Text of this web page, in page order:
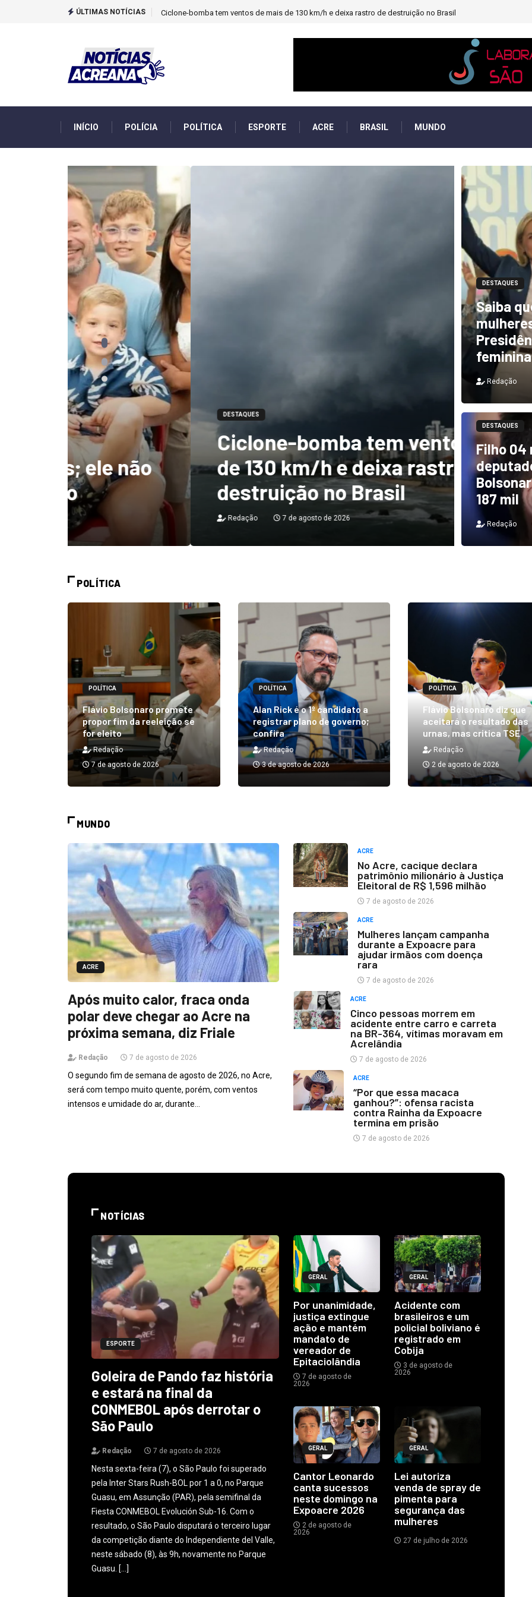
ÚLTIMAS NOTÍCIAS TCU identificou desvios de dinheiro e PF investigará emendas Pix
INÍCIO POLÍCIA POLÍTICA ESPORTE ACRE BRASIL MUNDO
DESTAQUES
Ciclone-bomba tem ventos de mais
de 130 km/h e deixa rastro de
destruição no Brasil
7 de agosto de 2026
TCU
e PF
DESTAQUES
Saiba
Redação
DESTAQUES
Filho 04
187 mil
Redação
POLÍTICA
POLÍTICA
Flávio Bolsonaro promete
propor fim da reeleição se
for eleito
Redação
7 de agosto de 2026
POLÍTICA
Alan Rick é o 1º candidato a
registrar plano de governo;
confira
Redação
3 de agosto de 2026
POLÍTICA
Flávio Bolsonaro diz que
aceitará o resultado das
urnas, mas critica TSE
Redação
2 de agosto de 2026
MUNDO
ACRE
Após muito calor, fraca onda
polar deve chegar ao Acre na
próxima semana, diz Friale
Redação 7 de agosto de 2026
O segundo fim de semana de agosto de 2026, no Acre,
será com tempo muito quente, porém, com ventos
intensos e umidade do ar, durante…
ACRE
No Acre, cacique declara
patrimônio milionário à Justiça
Eleitoral de R$ 1,596 milhão
7 de agosto de 2026
ACRE
Mulheres lançam campanha
durante a Expoacre para
ajudar irmãos com doença
rara
7 de agosto de 2026
ACRE
Cinco pessoas morrem em
acidente entre carro e carreta
na BR-364, vítimas moravam em
Acrelândia
7 de agosto de 2026
ACRE
“Por que essa macaca
ganhou?”: ofensa racista
contra Rainha da Expoacre
termina em prisão
7 de agosto de 2026
NOTÍCIAS
ESPORTE
Goleira de Pando faz história
e estará na final da
CONMEBOL após derrotar o
São Paulo
Redação 7 de agosto de 2026
Nesta sexta-feira (7), o São Paulo foi superado
pela Inter Stars Rush-BOL por 1 a 0, no Parque
Guasu, em Assunção (PAR), pela semifinal da
Fiesta CONMEBOL Evolución Sub-16. Com o
resultado, o São Paulo disputará o terceiro lugar
da competição diante do Independiente del Valle,
neste sábado (8), às 9h, novamente no Parque
Guasu. […]
GERAL
Por unanimidade,
justiça extingue
ação e mantém
mandato de
vereador de
Epitaciolândia
7 de agosto de
2026
GERAL
Acidente com
brasileiros e um
policial boliviano é
registrado em
Cobija
3 de agosto de
2026
GERAL
Cantor Leonardo
canta sucessos
neste domingo na
Expoacre 2026
2 de agosto de
2026
GERAL
Lei autoriza
venda de spray de
pimenta para
segurança das
mulheres
27 de julho de 2026